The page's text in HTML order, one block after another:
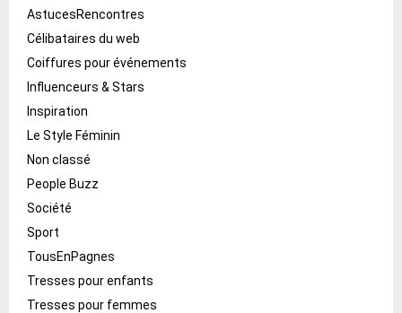
AstucesRencontres
Célibataires du web
Coiffures pour événements
Influenceurs & Stars
Inspiration
Le Style Féminin
Non classé
People Buzz
Société
Sport
TousEnPagnes
Tresses pour enfants
Tresses pour femmes